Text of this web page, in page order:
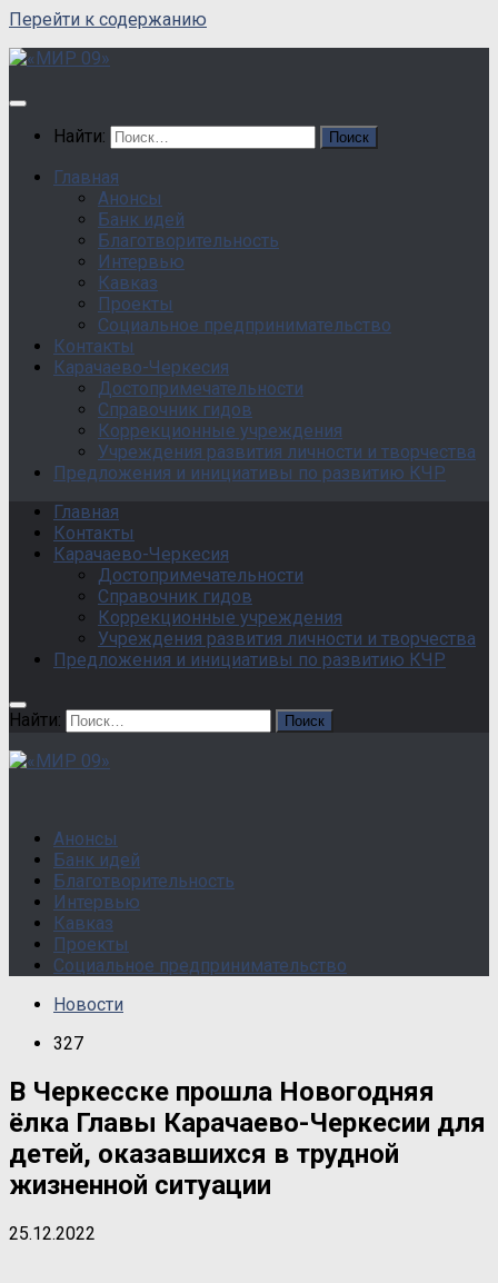
Перейти к содержанию
Найти:
Главная
Анонсы
Банк идей
Благотворительность
Интервью
Кавказ
Проекты
Социальное предпринимательство
Контакты
Карачаево-Черкесия
Достопримечательности
Справочник гидов
Коррекционные учреждения
Учреждения развития личности и творчества
Предложения и инициативы по развитию КЧР
Главная
Контакты
Карачаево-Черкесия
Достопримечательности
Справочник гидов
Коррекционные учреждения
Учреждения развития личности и творчества
Предложения и инициативы по развитию КЧР
Найти:
Анонсы
Банк идей
Благотворительность
Интервью
Кавказ
Проекты
Социальное предпринимательство
Новости
327
В Черкесске прошла Новогодняя
ёлка Главы Карачаево-Черкесии для
детей, оказавшихся в трудной
жизненной ситуации
25.12.2022